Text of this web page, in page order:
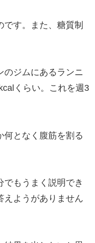
す。また、糖質制
のジムにあるランニ
くらい。これを週3
何となく腹筋を割る
もうまく説明でき
えようがありません